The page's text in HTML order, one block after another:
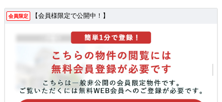
会員限定 【会員様限定で公開中！】